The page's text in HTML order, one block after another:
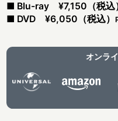
■ Blu-ray ¥7,150（税込
■ DVD ¥6,050（税込）
オンラ
ュージッ